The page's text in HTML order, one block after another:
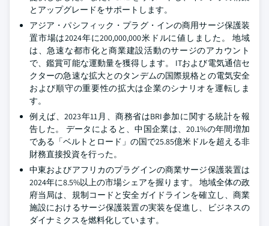
とアップグレードをサポートします。
アジア・パシフィック・プラグ・インの商用サージ保護装
置市場は2024年に200,000,000米ドルに値しました。 地域
は、急速な都市化と商業建設活動のサージのアカウント
で、鑑賞可能な運動量を獲得します。 ITおよび電気通信セ
クターの急速な拡大とのタンデムの国際規格との電気安全
および順守の重要性の拡大は企業のシナリオを運転しま
す。
例えば、2023年11月、商務省はBRI参加に関する統計を報
告した。 データによると、中国企業は、20.1%の年間増加
である「ベルトとロード」の国で25.85億米ドルを超える非
財務直接投資を行った。
中東およびアフリカのプラグインの商業サージ保護装置は
2024年に8.5%以上の市場シェアを握ります。 地域全体の政
府当局は、規制コードと安全ガイドラインを確立し、商業
施設におけるサージ保護装置の実装を促進し、ビジネスの
ダイナミクスを燃料化しています。